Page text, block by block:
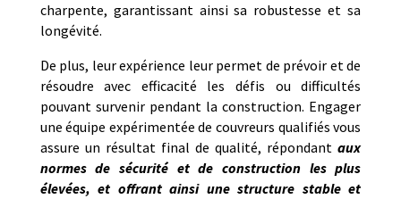
charpente, garantissant ainsi sa robustesse et sa
longévité.
De plus, leur expérience leur permet de prévoir et de
résoudre avec efficacité les défis ou difficultés
pouvant survenir pendant la construction. Engager
une équipe expérimentée de couvreurs qualifiés vous
assure un résultat final de qualité, répondantaux
normes de sécurité et de construction les plus
élevées, et offrant ainsi une structure stable et